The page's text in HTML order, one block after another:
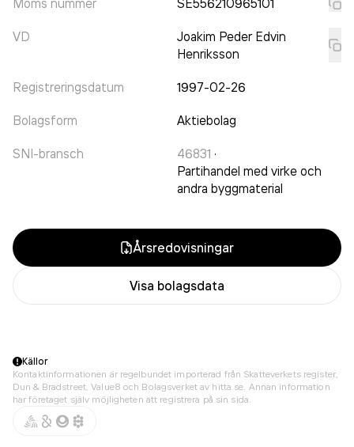
Moms nummer SE556210965101
VD
Joakim Peder Edvin
Henriksson
Registreringsdatum 1997-02-26
Bolagsform Aktiebolag
SNI-bransch 46831 ·
Partihandel med virke och
andra byggmaterial
Årsredovisningar
Visa bolagsdata
Källor
Kontaktinformationen är regelbundet importerad från Skatteverkets register,
Dun & Bradstreet, Value8 och Bolagsverket av hitta.se. Annan information
har företaget själv möjligheten att registrera på sin sida.